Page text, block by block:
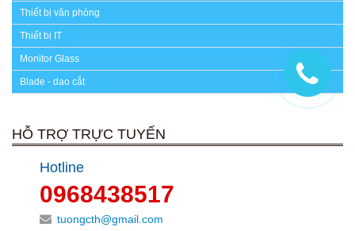
Thiết bị văn phòng
Thiết bị IT
Monitor Glass
Blade - dao cắt
HỖ TRỢ TRỰC TUYẾN
Hotline
0968438517
tuongcth@gmail.com